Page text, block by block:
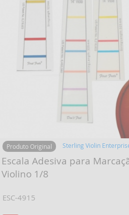
Produto Original Sterling Violin
Escala Adesiva para
Violino 1/8
ESC-4915